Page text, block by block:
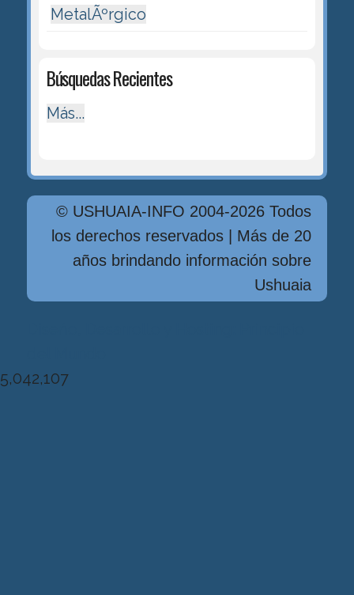
MetalÃºrgico
Búsquedas Recientes
Más...
© USHUAIA-INFO 2004-2026 Todos
los derechos reservados | Más de 20
años brindando información sobre
Ushuaia
5,042,107